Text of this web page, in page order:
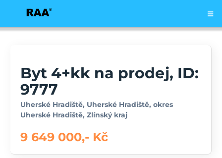
Byt 4+kk na prodej, ID:
9777
Uherské Hradiště, Uherské Hradiště, okres
Uherské Hradiště, Zlínský kraj
9 649 000,- Kč